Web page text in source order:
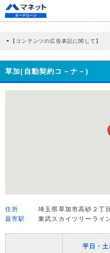
【コンテンツの広告表記に関して】
商品を根拠なくPRするものではなく、
どに基づき、公平性を担保した情報提供
>提携企業一覧
草加(自動契約コ－ナ－)
住所
埼玉県草加市高砂２丁
最寄駅
東武スカイツリーライ
平日・土